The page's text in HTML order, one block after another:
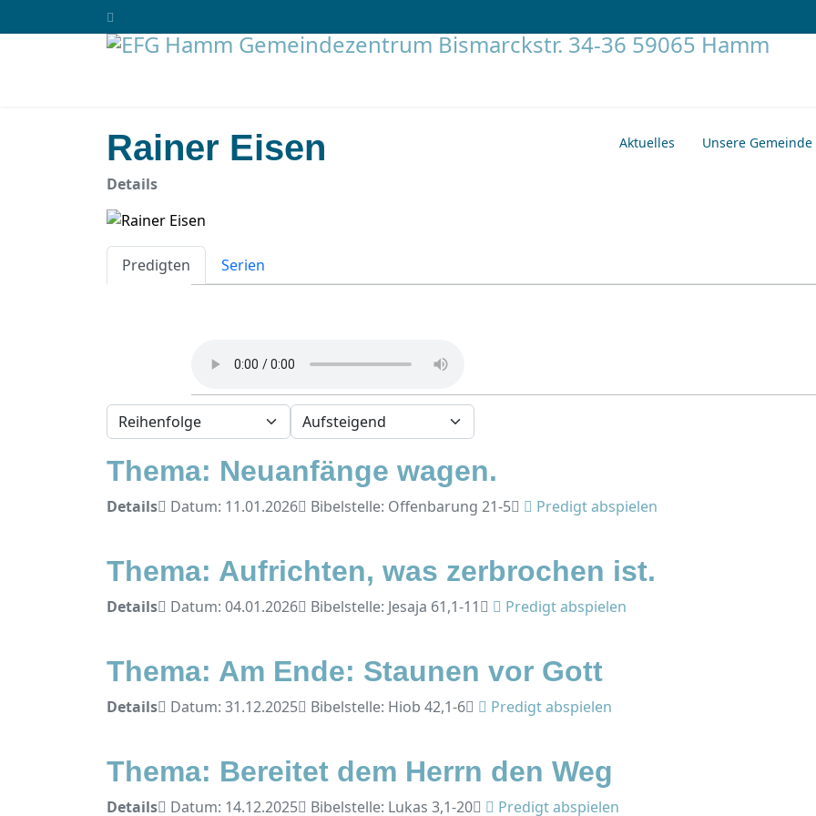
Aktuelles Unsere Gemeinde
Rainer Eisen
Details
Predigten Serien
- Sortierung wählen -
- Richtung wählen -
Thema: Neuanfänge wagen.
Details Datum: 11.01.2026 Bibelstelle: Offenbarung 21-5 Predigt abspielen
Thema: Aufrichten, was zerbrochen ist.
Details Datum: 04.01.2026 Bibelstelle: Jesaja 61,1-11 Predigt abspielen
Thema: Am Ende: Staunen vor Gott
Details Datum: 31.12.2025 Bibelstelle: Hiob 42,1-6 Predigt abspielen
Thema: Bereitet dem Herrn den Weg
Details Datum: 14.12.2025 Bibelstelle: Lukas 3,1-20 Predigt abspielen